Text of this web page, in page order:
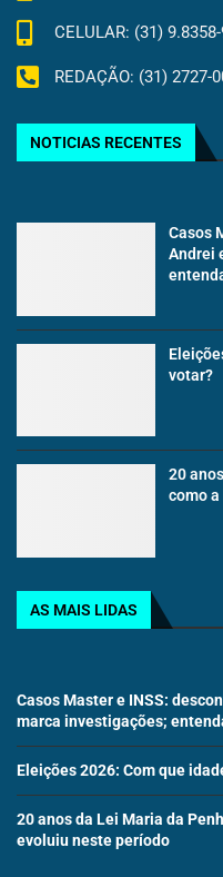
CELULAR: (31)
REDAÇÃO: (31) 2727-
NOTICIAS RECENTES
Casos
Andrei
votar?
20
como
AS MAIS LIDAS
Casos Master e INSS:
marca investigações;
Eleições 2026: Com que
20 anos da Lei Maria da
evoluiu neste período